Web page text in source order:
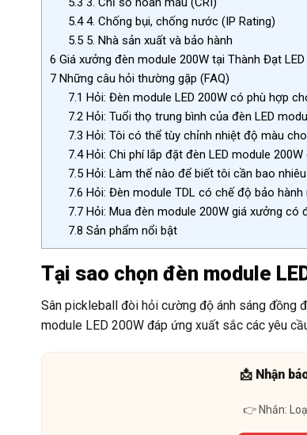
5.44. Chống bụi, chống nước (IP Rating)
5.55. Nhà sản xuất và bảo hành
6 Giá xưởng đèn module 200W tại Thành Đạt LED
7 Những câu hỏi thường gặp (FAQ)
7.1 Hỏi: Đèn module LED 200W có phù hợp
7.2Hỏi: Tuổi thọ trung bình của đèn LED
7.3 Hỏi: Tôi có thể tùy chỉnh nhiệt độ màu
7.4Hỏi: Chi phí lắp đặt đèn LED module
7.5Hỏi: Làm thế nào để biết tôi cần bao
7.6 Hỏi: Đèn module TDL có chế độ bảo hành
7.7Hỏi: Mua đèn module 200W giá xưởng có
7.8 Sản phẩm nổi bật
Tại sao chọn đèn module
Sân pickleball đòi hỏi cường độ ánh sáng đồng
module LED 200W đáp ứng xuất sắc các yêu
📩 Nhận
👉 Nhắn: